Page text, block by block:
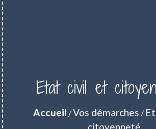
Etat civil et
Accueil /Vos démarches /
citoyenneté